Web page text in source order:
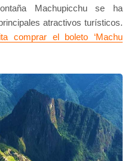
Machupicchu se ha
atractivos turísticos.
comprar el boleto ‘Machu